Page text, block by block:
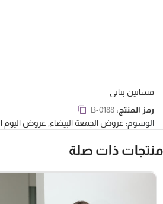
فساتين بناتي
رمز المنتج: B-0188
الوسوم: عروض الجمعة البيضاء عروض اليوم
منتجات ذات صلة